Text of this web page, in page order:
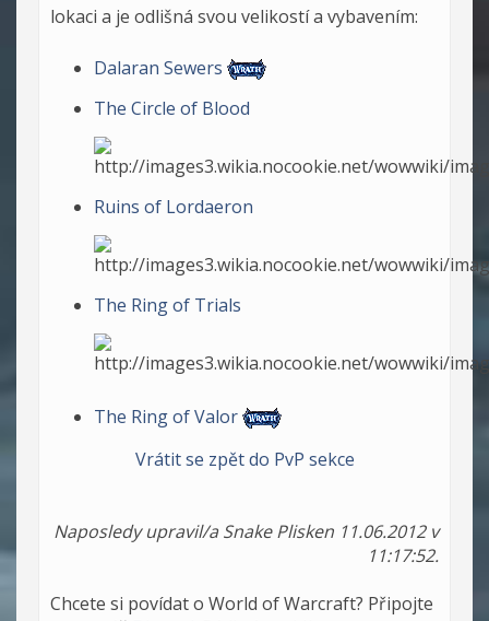
lokaci a je odlišná svou velikostí a vybavením:
Dalaran Sewers
The Circle of Blood
Ruins of Lordaeron
The Ring of Trials
The Ring of Valor
Vrátit se zpět do PvP sekce
Naposledy upravil/a Snake Plisken 11.06.2012 v
11:17:52.
Chcete si povídat o World of Warcraft? Připojte